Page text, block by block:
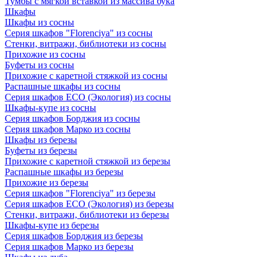
Шкафы
Шкафы из сосны
Серия шкафов "Florenciya" из сосны
Стенки, витражи, библиотеки из сосны
Прихожие из сосны
Буфеты из сосны
Прихожие с каретной стяжкой из сосны
Распашные шкафы из сосны
Серия шкафов ECO (Экология) из сосны
Шкафы-купе из сосны
Серия шкафов Борджия из сосны
Серия шкафов Марко из сосны
Шкафы из березы
Буфеты из березы
Прихожие с каретной стяжкой из березы
Распашные шкафы из березы
Прихожие из березы
Серия шкафов "Florenciya" из березы
Серия шкафов ECO (Экология) из березы
Стенки, витражи, библиотеки из березы
Шкафы-купе из березы
Серия шкафов Борджия из березы
Серия шкафов Марко из березы